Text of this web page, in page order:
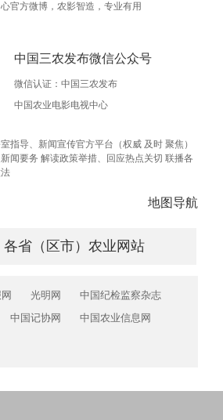
官方微博，农影智造，专业有用
中国三农发布微信公众号
微信认证：中国三农发布
中国农业电影电视中心
指导、新闻宣传官方平台（权威 及时 聚焦）
闻要务 解读政策举措、回应热点关切 联播各
地图导航
各省（区市）农业网站
光明网
中国纪检监察杂志
中国记协网
中国农业信息网